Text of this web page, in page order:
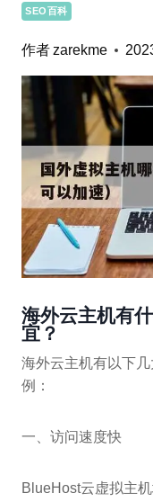
SEO百科
作者zarekme
海外云主机有
宜？
海外云主机有以下
例：
一、访问速度快
BlueHost云虚拟主